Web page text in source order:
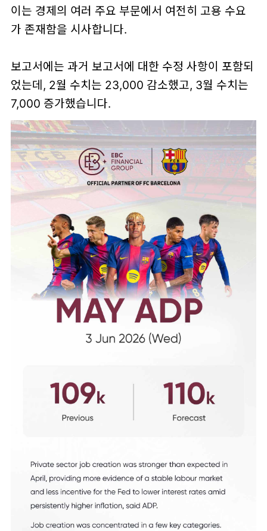
이는 경제의 여러 주요 부문에서 여전히 고용 수요
가 존재함을 시사합니다.
보고서에는 과거 보고서에 대한 수정 사항이 포함되
었는데, 2월 수치는 23,000 감소했고, 3월 수치는
7,000 증가했습니다.